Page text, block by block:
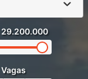
29.200.000
Vagas